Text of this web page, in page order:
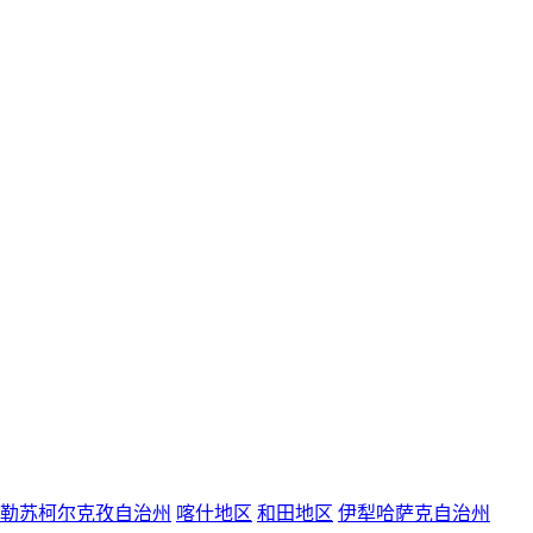
苏柯尔克孜自治州 喀什地区 和田地区 伊犁哈萨克自治州